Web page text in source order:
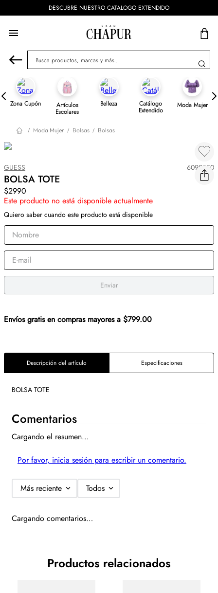
DESCUBRE NUESTRO CATALOGO EXTENDIDO
Busca productos, marcas y más...
Zona Cupón Artículos
Escolares
Belleza Catálogo
Extendido
Moda Mujer
Moda Mujer Bolsas Bolsas
GUESS 6090250
BOLSA TOTE
$2990
Este producto no está disponible actualmente
Quiero saber cuando este producto está disponible
Enviar
Envíos gratis en compras mayores a $799.00
Descripción del artículo Especificaciones
BOLSA TOTE
Comentarios
Cargando el resumen…
Por favor, inicia sesión para escribir un comentario.
Más reciente Todos
Cargando comentarios…
Productos relacionados